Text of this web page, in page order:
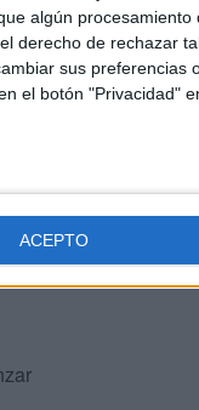
algún procesamiento
derecho de rechazar
sus preferencias
el botón "Privacidad"
ACEPTO